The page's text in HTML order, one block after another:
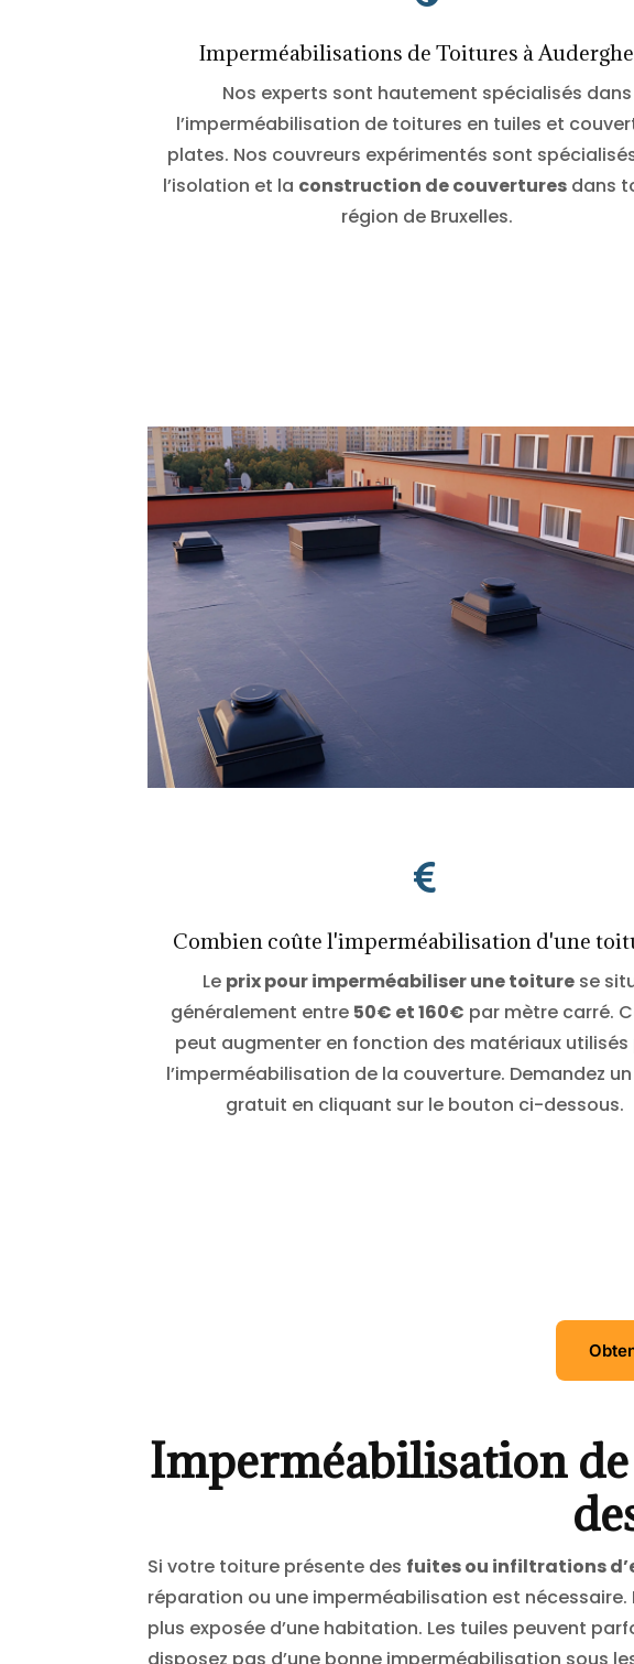
Imperméabilisations de Toitures à
Nos experts sont hautement spécialisés dans
l’imperméabilisation de toitures en tuiles et
plates. Nos couvreurs expérimentés sont
l’isolation et la construction de couverturesdans
région de Bruxelles.

Combien coûte l'imperméabilisation d'une
Le prix pour imperméabiliser une toiturese
généralement entre 50€ et 160€ par mètre carré.
peut augmenter en fonction des matériaux utilisés
l’imperméabilisation de la couverture. Demandez
gratuit en cliquant sur le bouton ci-dessous.
Imperméabilisation
Si votre toiture présente des fuites ou infiltrations
réparation ou une imperméabilisation est
plus exposée d’une habitation. Les tuiles peuvent